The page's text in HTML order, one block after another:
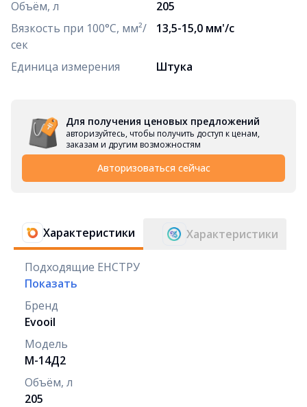
Объём, л
205
Вязкость при 100°C, мм²/
сек
13,5-15,0 мм'/с
Единица измерения Штука
Для получения ценовых предложений
авторизуйтесь, чтобы получить доступ к ценам,
заказам и другим возможностям
Авторизоваться сейчас
Характеристики Характеристики
Подходящие ЕНСТРУ
Показать
Бренд
Evooil
Модель
М-14Д2
Объём, л
205